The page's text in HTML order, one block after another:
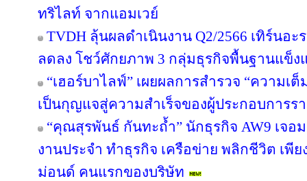
ทริไลท์ จากแอมเวย์
TVDH ลุ้นผลดำเนินงาน Q2/2566 เทิร์นอ
ลดลง โชว์ศักยภาพ 3 กลุ่มธุรกิจพื้นฐานแข็ง
“เฮอร์บาไลฟ์” เผยผลการสำรวจ “ความเ
เป็นกุญแจสู่ความสำเร็จของผู้ประกอบการร
“คุณสุรพันธ์ กันทะถ้ำ” นักธุรกิจ AW9 เจ
งานประจำ ทำธุรกิจ เครือข่าย พลิกชีวิต เพี
ม่อนด์ คนแรกของบริษัท